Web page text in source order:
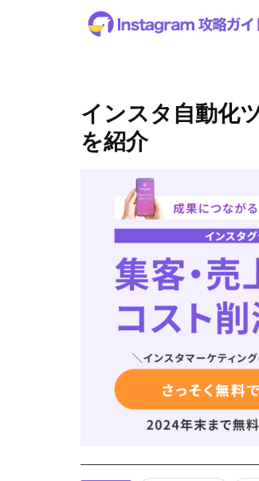
インスタ自動化
を紹介